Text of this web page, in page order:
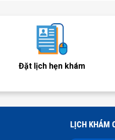
Đặt lịch hẹn khám
LỊCH KHÁM